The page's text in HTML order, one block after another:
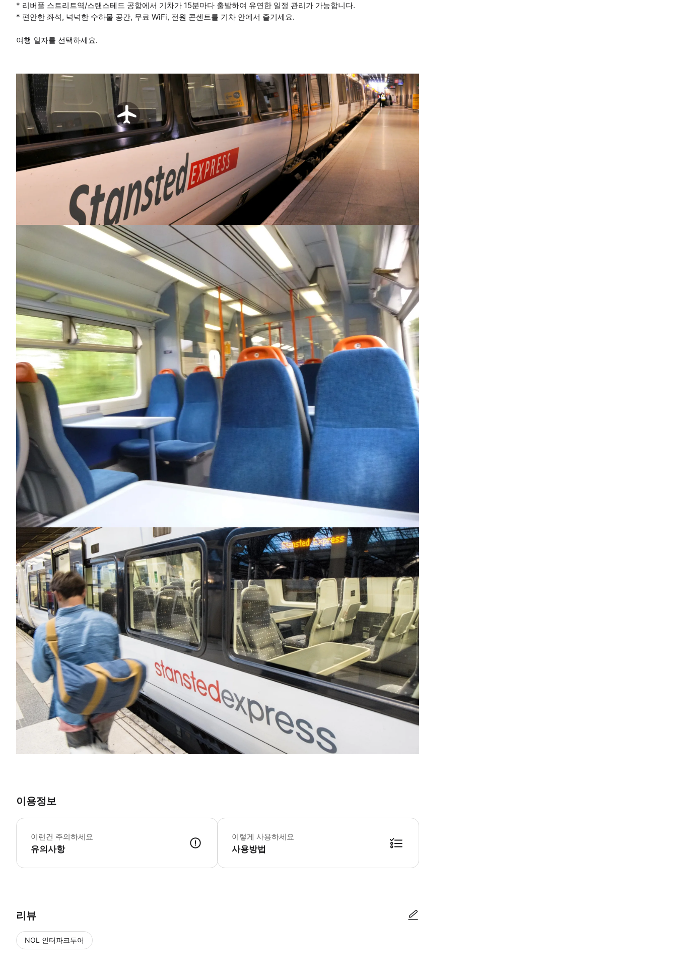
* 리버풀 스트리트역/스탠스테드 공항에서 기차가 15분마다 출발하여 유연한 일정 관리가 가능합니다.
* 편안한 좌석, 넉넉한 수하물 공간, 무료 WiFi, 전원 콘센트를 기차 안에서 즐기세요.
여행 일자를 선택하세요.
이용정보
이런건 주의하세요
유의사항
- 출발 경로 & 일정 * 리버풀 스트리트 역에서 스탠스테드 공항 * 월요일-금요일 * 04:40-23:25 * 토요일 * 03:40-23:25 * 일요일 * 04:10-23:25 * 배차
- 이용요건 * 만 0-4세는 무료로 이동/탑승할 수 있습니다.
- 예약확정 * 예약 후 확정 여부를 바로 안내해 드립니다. 안내를 받지 못한 경우 고객센터로 문의해주세요.
이렇게 사용하세요
사용방법
리뷰
NOL 인터파크투어